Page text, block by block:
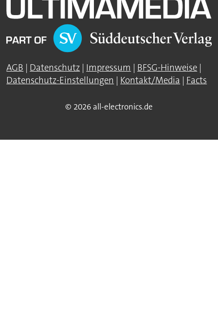
AGB Datenschutz Impressum BFSG-Hinweise
Datenschutz-Einstellungen
Kontakt/Media Facts
© 2026 all-electronics.de